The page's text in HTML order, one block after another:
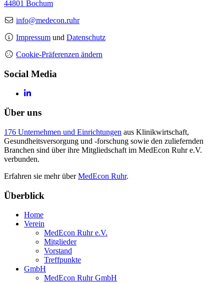
44801 Bochum
info@medecon.ruhr
Impressum und Datenschutz
Cookie-Präferenzen ändern
Social Media
Über uns
176 Unternehmen und Einrichtungen aus Klinikwirtschaft,
Gesundheitsversorgung und -forschung sowie den zuliefernden
Branchen sind über ihre Mitgliedschaft im MedEcon Ruhr e.V.
verbunden.
Erfahren sie mehr überMedEcon Ruhr.
Überblick
Home
Verein
MedEcon Ruhr e.V.
Mitglieder
Vorstand
Treffpunkte
GmbH
MedEcon Ruhr GmbH